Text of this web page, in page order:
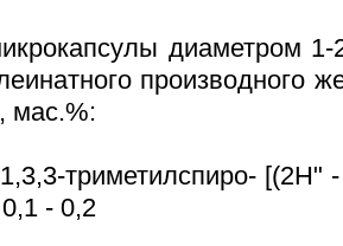
диаметром
производного
мас.%:
триметилспиро- [(2Н"
- 0,2